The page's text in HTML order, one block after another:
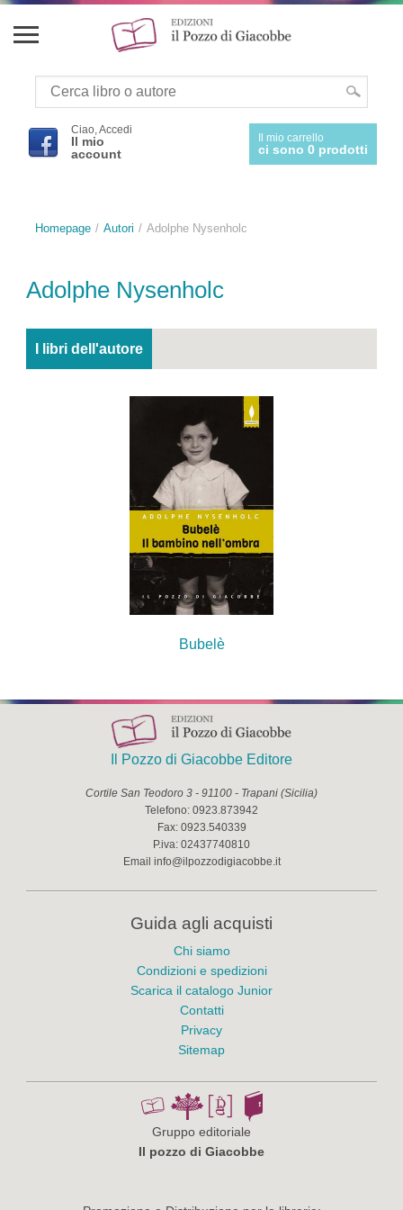
Ciao, Accedi
Il mio
account
Il mio carrello
ci sono 0 prodotti
Homepage Autori Adolphe Nysenholc
Adolphe Nysenholc
I libri dell'autore
Bubelè
Il Pozzo di Giacobbe Editore
Cortile San Teodoro 3 - 91100 - Trapani (Sicilia)
Telefono: 0923.873942
Fax: 0923.540339
P.iva: 02437740810
Email info@ilpozzodigiacobbe.it
Guida agli acquisti
Chi siamo
Condizioni e spedizioni
Scarica il catalogo Junior
Contatti
Privacy
Sitemap
Gruppo editoriale
Il pozzo di Giacobbe